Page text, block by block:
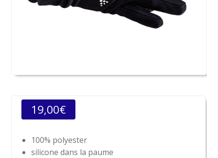
19,00€
100% polyester
silicone dans la paume